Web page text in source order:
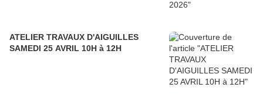
ATELIER TRAVAUX D'AIGUILLES
SAMEDI 25 AVRIL 10H à 12H